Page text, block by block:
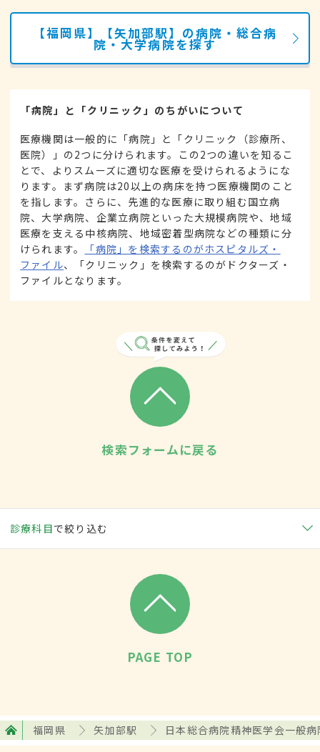
【福岡県】【矢加部駅】の病院・総合病
院・大学病院を探す
「病院」と「クリニック」のちがいについて
医療機関は一般的に「病院」と「クリニック（診療所、
医院）」の2つに分けられます。この2つの違いを知るこ
とで、よりスムーズに適切な医療を受けられるようにな
ります。まず病院は20以上の病床を持つ医療機関のこと
を指します。さらに、先進的な医療に取り組む国立病
院、大学病院、企業立病院といった大規模病院や、地域
医療を支える中核病院、地域密着型病院などの種類に分
けられます。
「病院」を検索するのがホスピタルズ・
ファイル、「クリニック」を検索するのがドクターズ・
ファイルとなります。
検索フォームに戻る
診療科目で絞り込む
PAGE TOP
福岡県 矢加部駅 日本総合病院精神医学会一般